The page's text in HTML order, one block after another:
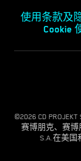
使用条款及
Cookie
©2026 CD
赛博朋克、赛博
S.A.在美国